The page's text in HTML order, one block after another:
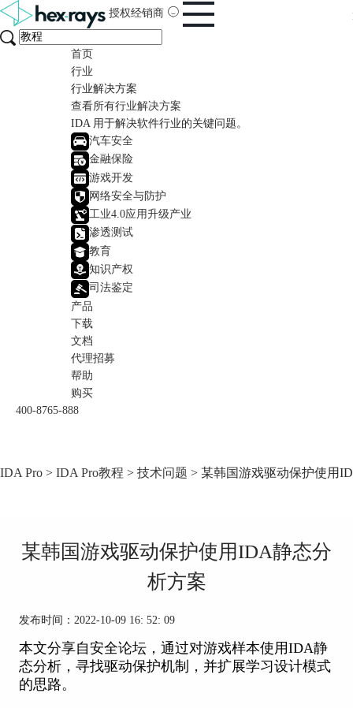
授权经销商
首页
行业
行业解决方案
查看所有行业解决方案
IDA 用于解决软件行业的关键问题。
汽车安全
金融保险
游戏开发
网络安全与防护
工业4.0应用升级产业
渗透测试
教育
知识产权
司法鉴定
产品
下载
文档
代理招募
帮助
购买
400-8765-888
IDA Pro > IDA Pro教程 > 技术问题 > 某韩国游戏驱动保护使用
某韩国游戏驱动保护使用IDA静态分
析方案
发布时间：2022-10-09 16: 52: 09
本文分享自安全论坛，通过对游戏样本使用IDA静
态分析，寻找驱动保护机制，并扩展学习设计模式
的思路。